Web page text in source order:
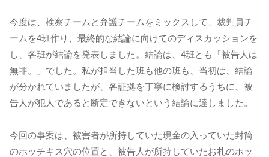
今度は、検察チームと弁護チームをミックスして、裁判員チ
ームを4班作り、最終的な結論に向けてのディスカッションを
し、各班が結論を発表しました。結論は、4班とも「被告人は
無罪。」でした。私が担当した班も他の班も、当初は、結論
が分かれていましたが、各証拠を丁寧に検討するうちに、被
告人が犯人であると断定できないという結論に達しました。
今回の事案は、被害者が所持していた現金の入っていた封筒
のホッチキス穴の位置と、被告人が所持していたお札のホッ